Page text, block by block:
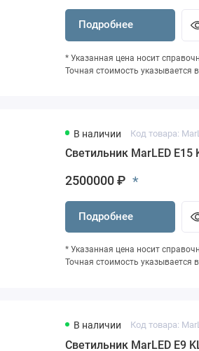
Подробнее
* Указанная цена носит
Точная стоимость указывается
В наличии Код товара:
Светильник MarLED E15
2500000 ₽ *
Подробнее
* Указанная цена носит
Точная стоимость указывается
В наличии Код товара:
Светильник MarLED E9